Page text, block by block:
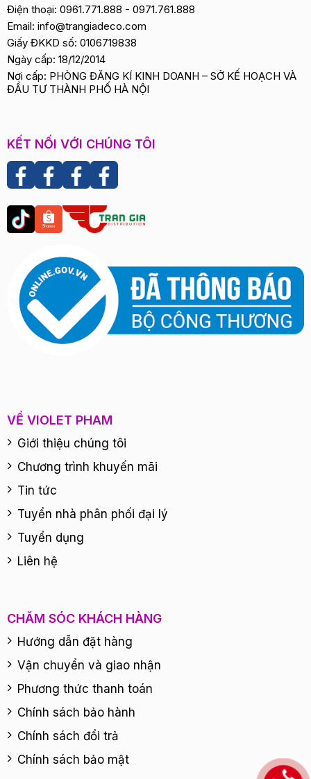
Điện thoại: 0961.771.888 - 0971.761.888
Email: info@trangiadeco.com
Giấy ĐKKD số: 0106719838
Ngày cấp: 18/12/2014
Nơi cấp: PHÒNG ĐĂNG KÍ KINH DOANH – SỞ KẾ HOẠCH VÀ
ĐẦU TƯ THÀNH PHỐ HÀ NỘI
KẾT NỐI VỚI CHÚNG TÔI
VỀ VIOLET PHAM
Giới thiệu chúng tôi
Chương trình khuyến mãi
Tin tức
Tuyển nhà phân phối đại lý
Tuyển dụng
Liên hệ
CHĂM SÓC KHÁCH HÀNG
Hướng dẫn đặt hàng
Vận chuyển và giao nhận
Phương thức thanh toán
Chính sách bảo hành
Chính sách đổi trả
Chính sách bảo mật